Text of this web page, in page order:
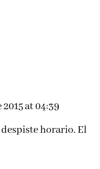
at 04:39
horario. El